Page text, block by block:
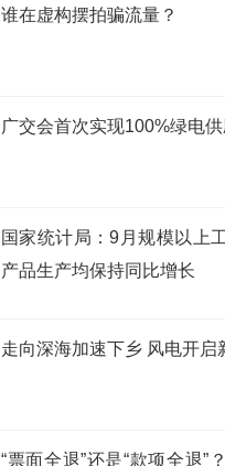
谁在虚构摆拍骗流量？
广交会首次实现100%绿电
国家统计局：9月规模以上
产品生产均保持同比增长
走向深海加速下乡 风电开启
“票面全退”还是“款项全退”